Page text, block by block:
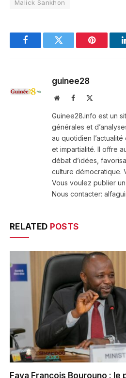
Malick Sankhon
FacebookTwitter Pinterest
guinee28
WebsiteFacebook
Guinee28.info est un
générales et
au quotidien
et impartialité. Il offre
débat d’idées,
culture démocratique.
Vous voulez publier
Nous contacter:
RELATED POSTS
Faya François Bourouno :